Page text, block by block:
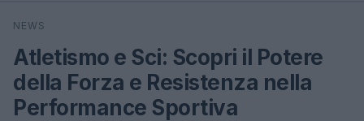
Cerca
NEWS
Atletismo e Sci: Scopri il Potere
della Forza e Resistenza nella
Performance Sportiva